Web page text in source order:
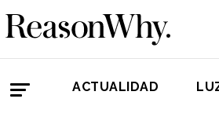
ACTUALIDAD